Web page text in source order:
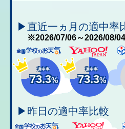
▶直近一ヵ月の適中率
※2026/07/06～2026/08/
適中率
73.3%
適中率
73.3%
▶昨日の適中率比較